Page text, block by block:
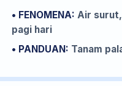
• FENOMENA: Air
pagi hari
• PANDUAN: Tanam